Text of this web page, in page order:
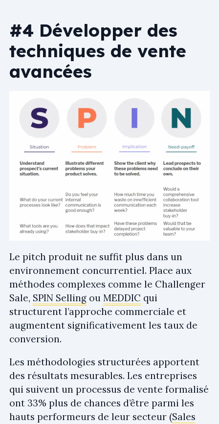
#4 Développer des
techniques de vente
avancées
Le pitch produit ne suffit plus dans un
environnement concurrentiel. Place aux
méthodes complexes comme le Challenger
Sale, SPIN Selling ou MEDDIC qui
structurent l’approche commerciale et
augmentent significativement les taux de
conversion.
Les méthodologies structurées apportent
des résultats mesurables. Les entreprises
qui suivent un processus de vente formalisé
ont 33% plus de chances d’être parmi les
hauts performeurs de leur secteur (Sales